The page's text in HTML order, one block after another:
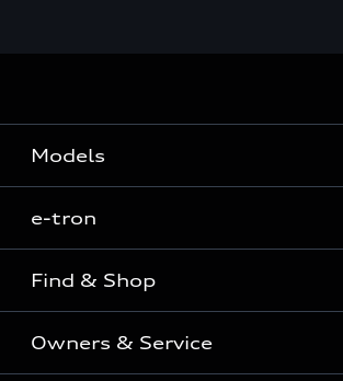
Models
Sedan
SUV
Coupe
e-tron
e-tron
Find & Shop
전시장/AAP 전시장/AS센터
Owners & Service